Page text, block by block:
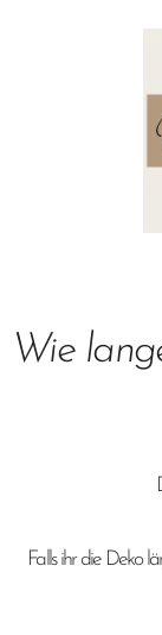
Wie
Falls ihr die Deko